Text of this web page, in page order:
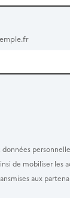
de mobiliser
aux